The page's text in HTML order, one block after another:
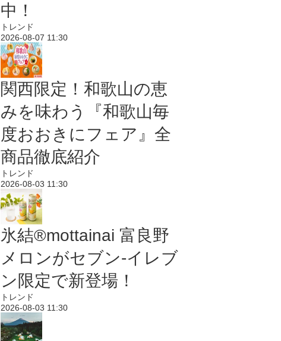
中！
トレンド
2026-08-07 11:30
関西限定！和歌山の恵
みを味わう『和歌山毎
度おおきにフェア』全
商品徹底紹介
トレンド
2026-08-03 11:30
氷結®mottainai 富良野
メロンがセブン‐イレブ
ン限定で新登場！
トレンド
2026-08-03 11:30